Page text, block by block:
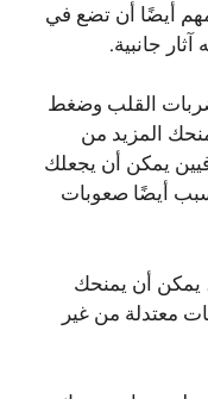
أيضًا أن تضع في
جانبية.
القلب وضغط
المزيد من
يمكن أن يجعلك
أيضًا صعوبات
يمكن أن يمنحك
معتدلة من غير